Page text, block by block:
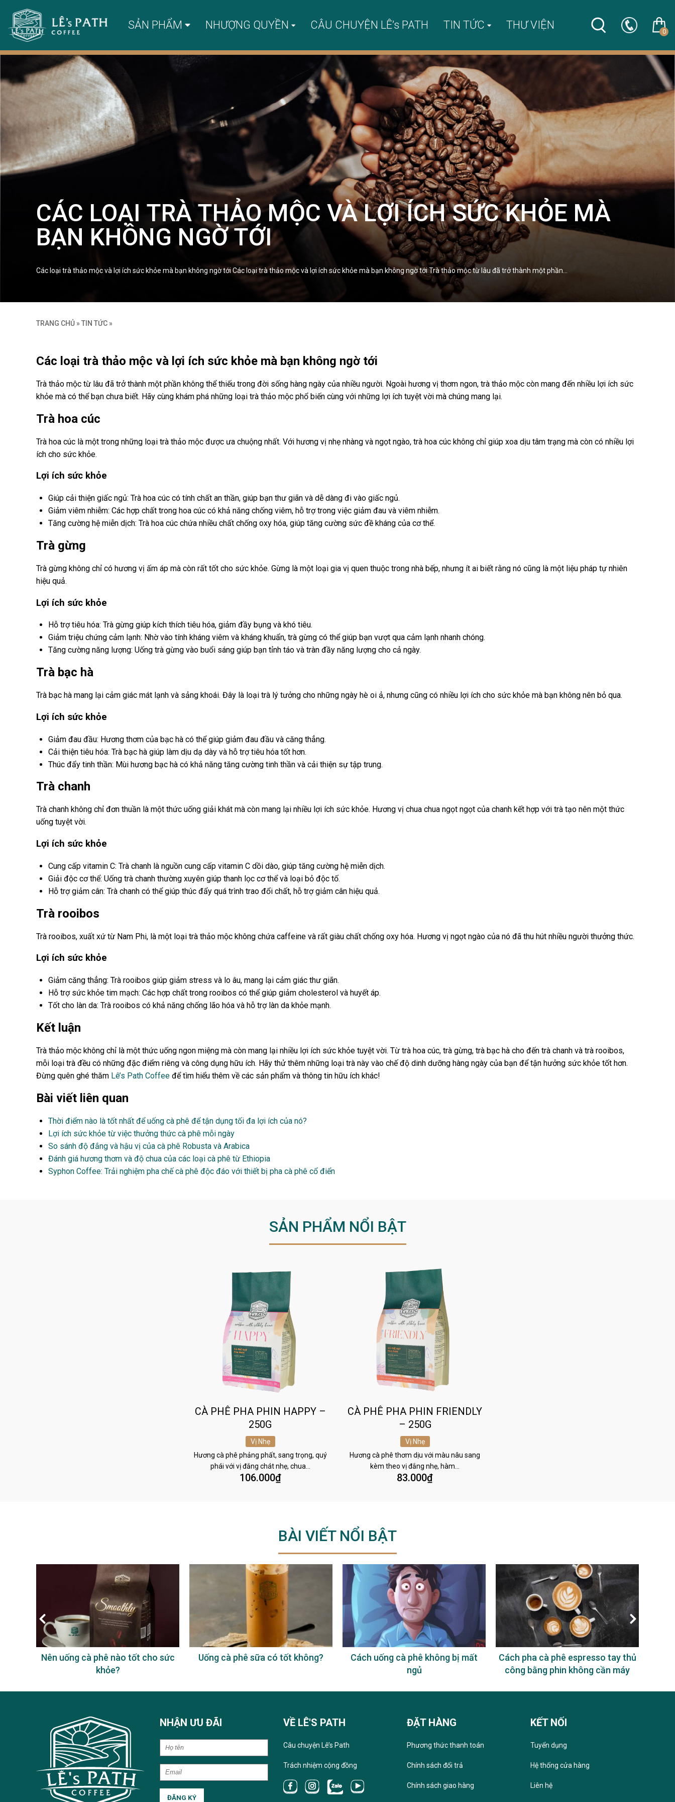
SẢN PHẨM NHƯỢNG QUYỀN CÂU CHUYỆN LÊ’s PATH TIN TỨC THƯ VIỆN 0
CÁC LOẠI TRÀ THẢO MỘC VÀ LỢI ÍCH SỨC KHỎE MÀ
BẠN KHÔNG NGỜ TỚI
Các loại trà thảo mộc và lợi ích sức khỏe mà bạn không ngờ tới Các loại trà thảo mộc và lợi ích sức khỏe mà bạn không ngờ tới Trà thảo mộc từ lâu đã trở thành một phần…
TRANG CHỦ » TIN TỨC »
Các loại trà thảo mộc và lợi ích sức khỏe mà bạn không ngờ tới
Trà thảo mộc từ lâu đã trở thành một phần không thể thiếu trong đời sống hàng ngày của nhiều người. Ngoài hương vị thơm ngon, trà thảo mộc còn mang đến nhiều lợi ích sức
khỏe mà có thể bạn chưa biết. Hãy cùng khám phá những loại trà thảo mộc phổ biến cùng với những lợi ích tuyệt vời mà chúng mang lại.
Trà hoa cúc
Trà hoa cúc là một trong những loại trà thảo mộc được ưa chuộng nhất. Với hương vị nhẹ nhàng và ngọt ngào, trà hoa cúc không chỉ giúp xoa dịu tâm trạng mà còn có nhiều lợi
ích cho sức khỏe.
Lợi ích sức khỏe
Giúp cải thiện giấc ngủ: Trà hoa cúc có tính chất an thần, giúp bạn thư giãn và dễ dàng đi vào giấc ngủ.
Giảm viêm nhiễm: Các hợp chất trong hoa cúc có khả năng chống viêm, hỗ trợ trong việc giảm đau và viêm nhiễm.
Tăng cường hệ miễn dịch: Trà hoa cúc chứa nhiều chất chống oxy hóa, giúp tăng cường sức đề kháng của cơ thể.
Trà gừng
Trà gừng không chỉ có hương vị ấm áp mà còn rất tốt cho sức khỏe. Gừng là một loại gia vị quen thuộc trong nhà bếp, nhưng ít ai biết rằng nó cũng là một liệu pháp tự nhiên
hiệu quả.
Lợi ích sức khỏe
Hỗ trợ tiêu hóa: Trà gừng giúp kích thích tiêu hóa, giảm đầy bụng và khó tiêu.
Giảm triệu chứng cảm lạnh: Nhờ vào tính kháng viêm và kháng khuẩn, trà gừng có thể giúp bạn vượt qua cảm lạnh nhanh chóng.
Tăng cường năng lượng: Uống trà gừng vào buổi sáng giúp bạn tỉnh táo và tràn đầy năng lượng cho cả ngày.
Trà bạc hà
Trà bạc hà mang lại cảm giác mát lạnh và sảng khoái. Đây là loại trà lý tưởng cho những ngày hè oi ả, nhưng cũng có nhiều lợi ích cho sức khỏe mà bạn không nên bỏ qua.
Lợi ích sức khỏe
Giảm đau đầu: Hương thơm của bạc hà có thể giúp giảm đau đầu và căng thẳng.
Cải thiện tiêu hóa: Trà bạc hà giúp làm dịu dạ dày và hỗ trợ tiêu hóa tốt hơn.
Thúc đẩy tinh thần: Mùi hương bạc hà có khả năng tăng cường tinh thần và cải thiện sự tập trung.
Trà chanh
Trà chanh không chỉ đơn thuần là một thức uống giải khát mà còn mang lại nhiều lợi ích sức khỏe. Hương vị chua chua ngọt ngọt của chanh kết hợp với trà tạo nên một thức
uống tuyệt vời.
Lợi ích sức khỏe
Cung cấp vitamin C: Trà chanh là nguồn cung cấp vitamin C dồi dào, giúp tăng cường hệ miễn dịch.
Giải độc cơ thể: Uống trà chanh thường xuyên giúp thanh lọc cơ thể và loại bỏ độc tố.
Hỗ trợ giảm cân: Trà chanh có thể giúp thúc đẩy quá trình trao đổi chất, hỗ trợ giảm cân hiệu quả.
Trà rooibos
Trà rooibos, xuất xứ từ Nam Phi, là một loại trà thảo mộc không chứa caffeine và rất giàu chất chống oxy hóa. Hương vị ngọt ngào của nó đã thu hút nhiều người thưởng thức.
Lợi ích sức khỏe
Giảm căng thẳng: Trà rooibos giúp giảm stress và lo âu, mang lại cảm giác thư giãn.
Hỗ trợ sức khỏe tim mạch: Các hợp chất trong rooibos có thể giúp giảm cholesterol và huyết áp.
Tốt cho làn da: Trà rooibos có khả năng chống lão hóa và hỗ trợ làn da khỏe mạnh.
Kết luận
Trà thảo mộc không chỉ là một thức uống ngon miệng mà còn mang lại nhiều lợi ích sức khỏe tuyệt vời. Từ trà hoa cúc, trà gừng, trà bạc hà cho đến trà chanh và trà rooibos,
mỗi loại trà đều có những đặc điểm riêng và công dụng hữu ích. Hãy thử thêm những loại trà này vào chế độ dinh dưỡng hàng ngày của bạn để tận hưởng sức khỏe tốt hơn.
Đừng quên ghé thăm Lê’s Path Coffee để tìm hiểu thêm về các sản phẩm và thông tin hữu ích khác!
Bài viết liên quan
Thời điểm nào là tốt nhất để uống cà phê để tận dụng tối đa lợi ích của nó?
Lợi ích sức khỏe từ việc thưởng thức cà phê mỗi ngày
So sánh độ đắng và hậu vị của cà phê Robusta và Arabica
Đánh giá hương thơm và độ chua của các loại cà phê từ Ethiopia
Syphon Coffee: Trải nghiệm pha chế cà phê độc đáo với thiết bị pha cà phê cổ điển
SẢN PHẨM NỔI BẬT
CÀ PHÊ PHA PHIN HAPPY –
250G
Vị Nhẹ
Hương cà phê phảng phất, sang trọng, quý
phái với vị đắng chát nhẹ, chua…
106.000₫
CÀ PHÊ PHA PHIN FRIENDLY
– 250G
Vị Nhẹ
Hương cà phê thơm dịu với màu nâu sang
kèm theo vị đắng nhẹ, hàm…
83.000₫
BÀI VIẾT NỔI BẬT
Nên uống cà phê nào tốt cho sức
khỏe?
Uống cà phê sữa có tốt không?
Cách uống cà phê không bị mất
ngủ
Cách pha cà phê espresso tay thủ
công bằng phin không cần máy
NHẬN ƯU ĐÃI VỀ LÊ'S PATH
Câu chuyện Lê’s Path
Trách nhiệm cộng đồng
ĐẶT HÀNG
Phương thức thanh toán
Chính sách đổi trả
Chính sách giao hàng
KẾT NỐI
Tuyển dụng
Hệ thống cửa hàng
Liên hệ